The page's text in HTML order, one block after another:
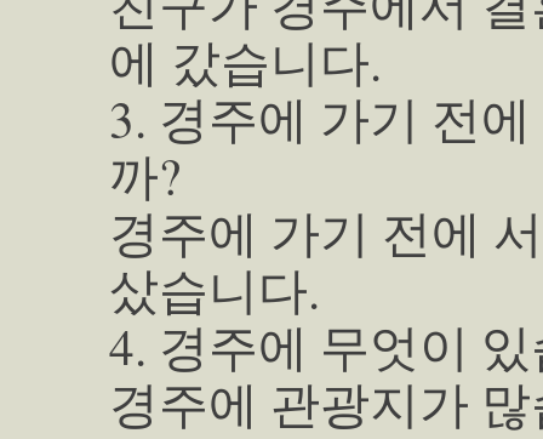
에 갔습니다.
3. 경주에 가기 전
까?
경주에 가기 전에
샀습니다.
4. 경주에 무엇이
경주에 관광지가